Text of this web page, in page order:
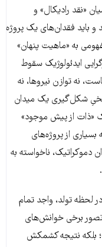
«نقد رادیکال» و
و باید فقدان‌های یک پروژه
به «ماهیت پنهان»
ایدئولوژیک سقوط
نه توازن نیروها، نه
شکل‌گیری یک میدان
«ذات از پیش موجود»
از پروژه‌های
دموکراتیک، ناخواسته به
لحظه تولد، واجد تمام
برخی خوانش‌های
بلکه نتیجه کشمکش